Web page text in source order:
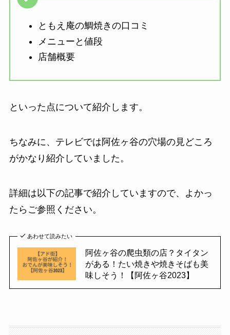
ともえ庵の鯛焼きの口コミ
メニューと値段
店舗概要
といった点について紹介します。
ちなみに、テレビでは阿佐ヶ谷の穴場の見どころ
がかなり紹介していました。
詳細は以下の記事で紹介していますので、よかっ
たらご参照ください。
あわせて読みたい
阿佐ヶ谷の爬虫類の店？タイタン
がある！たい焼きや焼きそばも美
味しそう！【阿佐ヶ谷2023】